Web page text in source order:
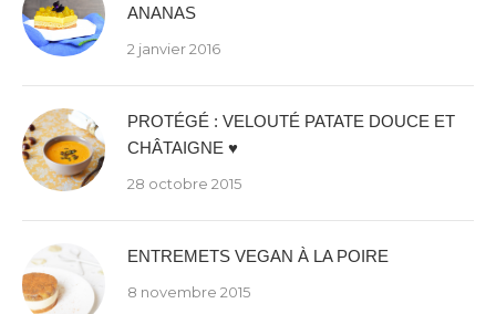
ANANAS
2 janvier 2016
PROTÉGÉ : VELOUTÉ PATATE DOUCE ET
CHÂTAIGNE ♥
28 octobre 2015
ENTREMETS VEGAN À LA POIRE
8 novembre 2015